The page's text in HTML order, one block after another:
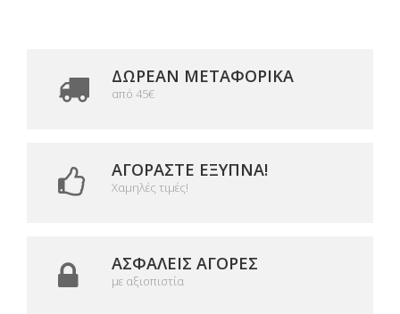
ΔΩΡΕΑΝ ΜΕΤΑΦΟΡΙΚΆ
από 45€
ΑΓΟΡΆΣΤΕ ΈΞΥΠΝΑ!
Χαμηλές τιμές!
ΑΣΦΑΛΕΊΣ ΑΓΟΡΈΣ
με αξιοπιστία